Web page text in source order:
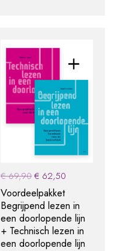
€69,90Original
price
was:
€ 69,90.
€ 62,50
€ 62,50.
Voordeelpakket
Begrijpend lezen in
een doorlopende lijn
+ Technisch lezen in
een doorlopende lijn